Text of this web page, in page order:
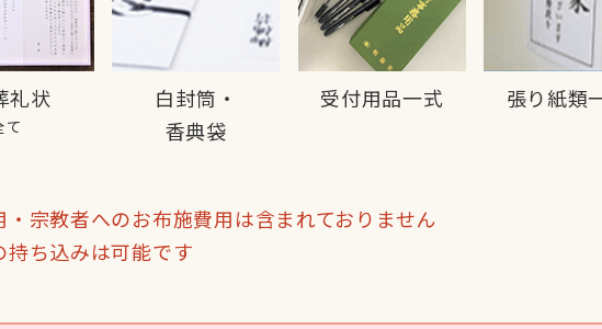
礼状
て
白封筒・
香典袋
受付用品一式 張り紙類
・宗教者へのお布施費用は含まれておりません
ち込みは可能です